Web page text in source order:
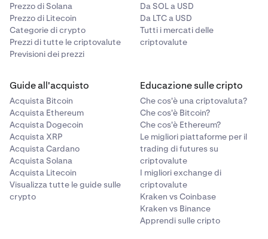
Prezzo di Solana
Prezzo di Litecoin
Categorie di crypto
Prezzi di tutte le criptovalute
Previsioni dei prezzi
Da SOL a USD
Da LTC a USD
Tutti i mercati delle
criptovalute
Guide all'acquisto
Acquista Bitcoin
Acquista Ethereum
Acquista Dogecoin
Acquista XRP
Acquista Cardano
Acquista Solana
Acquista Litecoin
Visualizza tutte le guide sulle
crypto
Educazione sulle cripto
Che cos'è una criptovaluta?
Che cos'è Bitcoin?
Che cos'è Ethereum?
Le migliori piattaforme per il
trading di futures su
criptovalute
I migliori exchange di
criptovalute
Kraken vs Coinbase
Kraken vs Binance
Apprendi sulle cripto